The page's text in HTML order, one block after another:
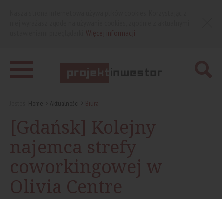
Home Aktualności Biura
[Gdańsk] Kolejny
najemca strefy
coworkingowej w
Olivia Centre